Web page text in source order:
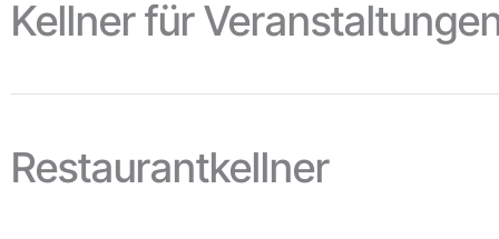
Kellner für
Restaurantkellner